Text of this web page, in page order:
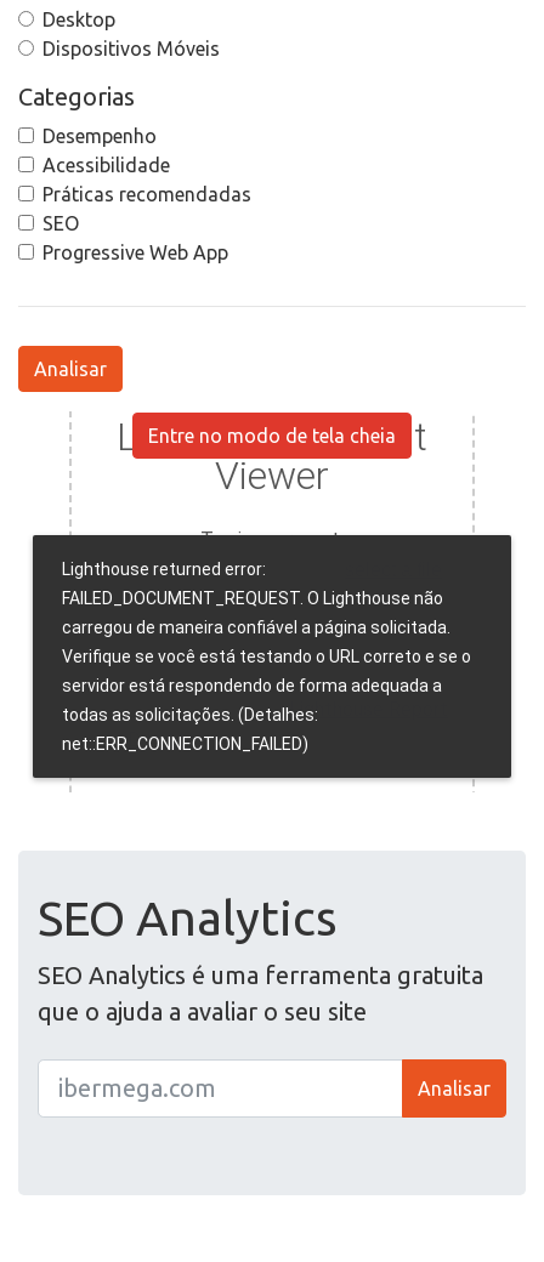
Desktop
Dispositivos Móveis
Categorias
Desempenho
Acessibilidade
Práticas recomendadas
SEO
Progressive Web App
Analisar
Entre no modo de tela cheia
SEO Analytics
SEO Analytics é uma ferramenta gratuita
que o ajuda a avaliar o seu site
Analisar